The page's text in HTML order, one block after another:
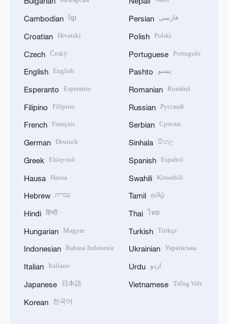
Cambodian ខ្មែរ
Croatian Hrvatski
Czech Český
English English
Esperanto Esperanto
Filipino Filipino
French Français
German Deutsch
Greek Ελληνικά
Hausa Hausa
Hebrew עברית
Hindi हिन्दी
Hungarian Magyar
Indonesian Bahasa Indonesia
Italian Italiano
Japanese 日本語
Korean 한국어
Persian فارسی
Polish Polski
Portuguese Português
Pashto پښتو
Romanian Română
Russian Русский
Serbian Српски
Sinhala සිංහල
Spanish Español
Swahili Kiswahili
Tamil தமிழ்
Thai ไทย
Turkish Türkçe
Ukrainian Українська
Urdu اردو
Vietnamese Tiếng Việt